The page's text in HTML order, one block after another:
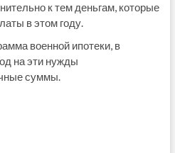
к тем деньгам, которые
в этом году.
военной ипотеки, в
на эти нужды
суммы.